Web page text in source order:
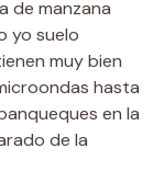
de manzana
yo suelo
muy bien
hasta
en la
de la